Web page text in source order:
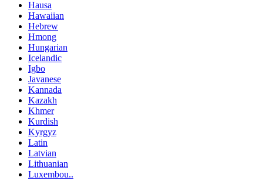
Hausa
Hawaiian
Hebrew
Hmong
Hungarian
Icelandic
Igbo
Javanese
Kannada
Kazakh
Khmer
Kurdish
Kyrgyz
Latin
Latvian
Lithuanian
Luxembou..